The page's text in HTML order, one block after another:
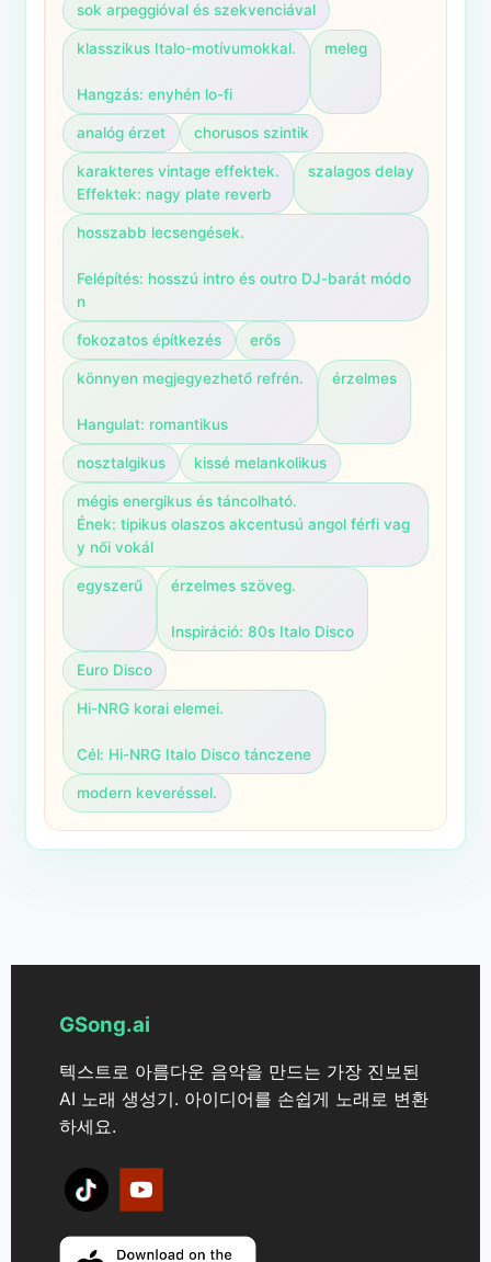
sok arpeggióval és szekvenciával
klasszikus Italo-motívumokkal.
Hangzás: enyhén lo-fi
meleg
analóg érzet chorusos szintik
karakteres vintage effektek.
Effektek: nagy plate reverb
szalagos delay
hosszabb lecsengések.
Felépítés: hosszú intro és outro DJ-barát módo
n
fokozatos építkezés erős
könnyen megjegyezhető refrén.
Hangulat: romantikus
érzelmes
nosztalgikus kissé melankolikus
mégis energikus és táncolható.
Ének: tipikus olaszos akcentusú angol férfi vag
y női vokál
egyszerű érzelmes szöveg.
Inspiráció: 80s Italo Disco
Euro Disco
Hi-NRG korai elemei.
Cél: Hi-NRG Italo Disco tánczene
modern keveréssel.
GSong.ai
텍스트로 아름다운 음악을 만드는 가장 진보된
AI 노래 생성기. 아이디어를 손쉽게 노래로 변환
하세요.